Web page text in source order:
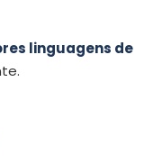
linguagens de